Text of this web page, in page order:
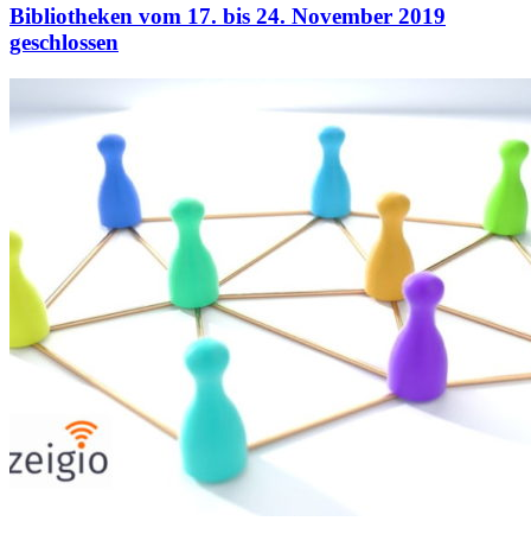
Bibliotheken vom 17. bis 24. November 2019
geschlossen